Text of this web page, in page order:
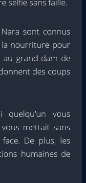
sont connus
la nourriture pour
grand dam de
des coups
quelqu'un vous
mettait sans
De plus, les
humaines de